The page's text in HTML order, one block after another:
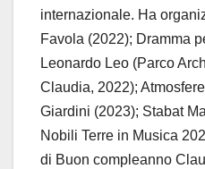
internazionale. Ha
Favola (2022); Dramma
Leonardo Leo (Parco
Claudia, 2022);
Giardini (2023); Stabat
Nobili Terre in Musica
di Buon compleanno